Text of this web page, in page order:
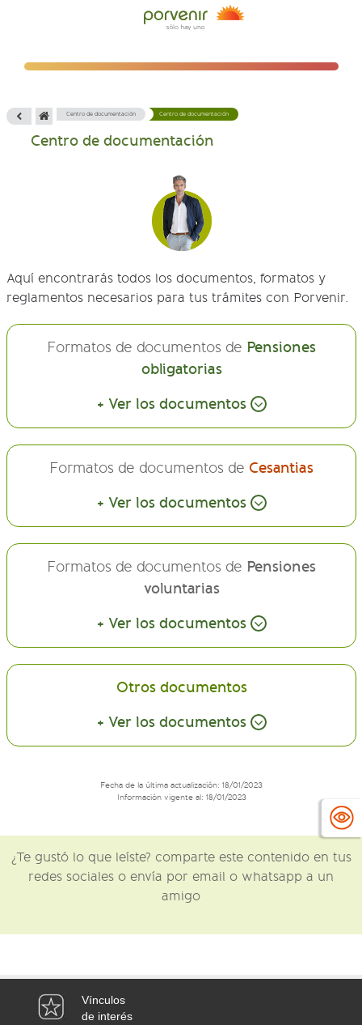
Centro de documentación Centro de documentación
Centro de documentación
Aquí encontrarás todos los documentos, formatos y
reglamentos necesarios para tus trámites con Porvenir.
Formatos de documentos de Pensiones
obligatorias
+ Ver los documentos
Formatos de documentos de Cesantias
+ Ver los documentos
Formatos de documentos de Pensiones
voluntarias
+ Ver los documentos
Otros documentos
+ Ver los documentos
Fecha de la última actualización: 18/01/2023
Información vigente al: 18/01/2023
¿Te gustó lo que leíste? comparte este contenido en tus
redes sociales o envía por email o whatsapp a un
amigo
Vínculos
de interés